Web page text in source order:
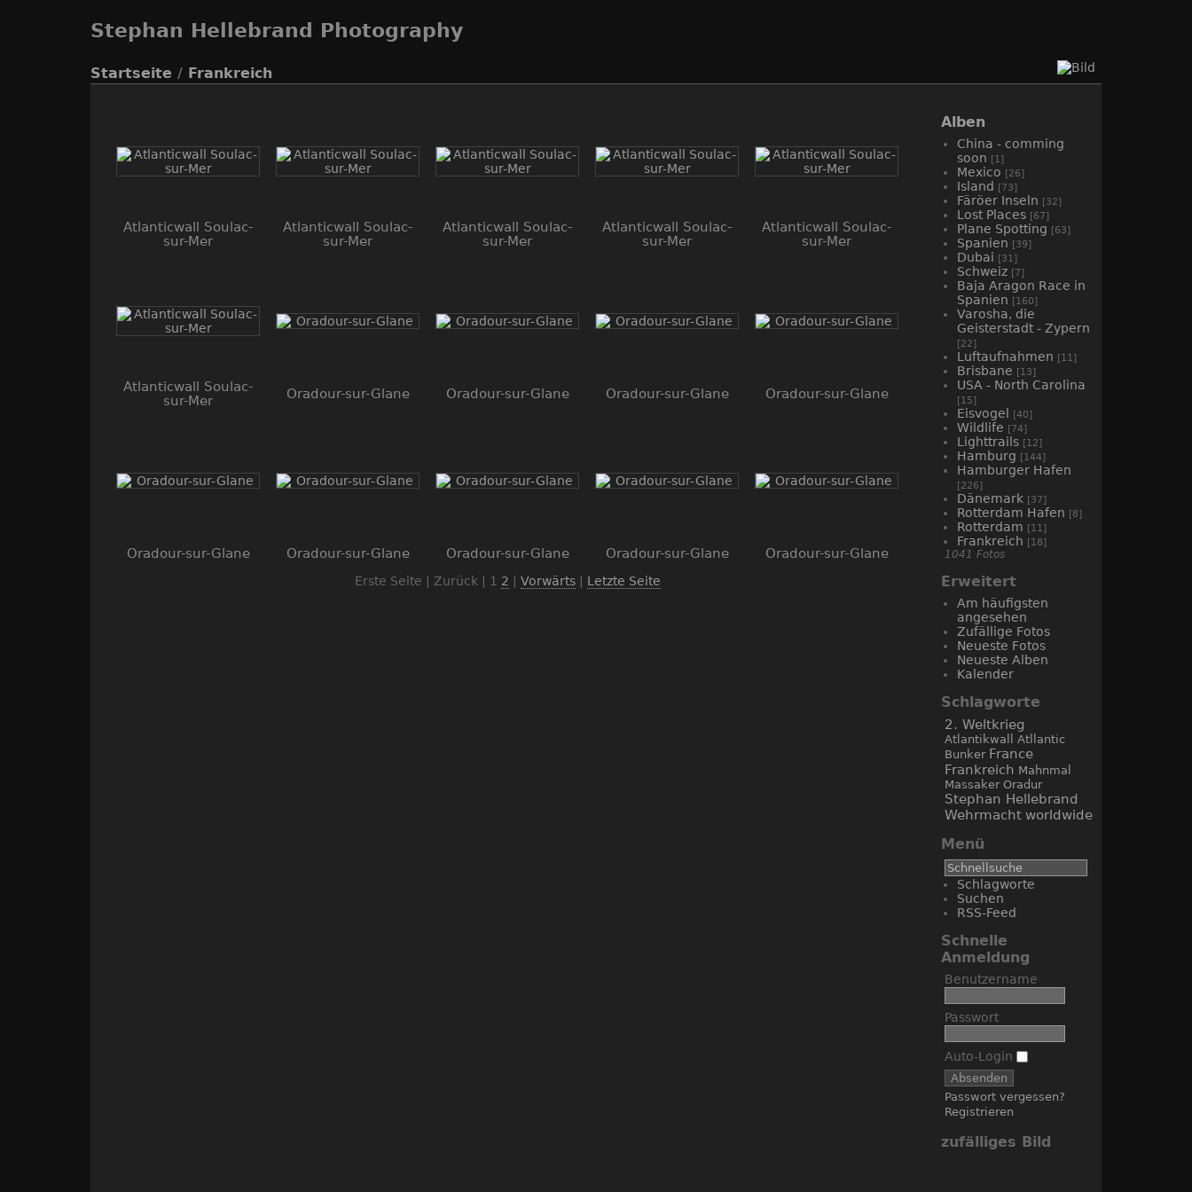
Stephan Hellebrand Photography
Startseite / Frankreich
Atlanticwall Soulac-
sur-Mer
Atlanticwall Soulac-
sur-Mer
Atlanticwall Soulac-
sur-Mer
Atlanticwall Soulac-
sur-Mer
Atlanticwall Soulac-
sur-Mer
Atlanticwall Soulac-
sur-Mer
Oradour-sur-Glane Oradour-sur-Glane Oradour-sur-Glane Oradour-sur-Glane
Oradour-sur-Glane Oradour-sur-Glane Oradour-sur-Glane Oradour-sur-Glane Oradour-sur-Glane
Erste Seite | Zurück | 1 2 Vorwärts| Letzte Seite
Alben
China - comming
soon [1]
Mexico [26]
Island [73]
Färöer Inseln [32]
Lost Places [67]
Plane Spotting [63]
Spanien [39]
Dubai [31]
Schweiz [7]
Baja Aragon Race in
Spanien [160]
Varosha, die
Geisterstadt - Zypern
[22]
Luftaufnahmen [11]
Brisbane [13]
USA - North Carolina
[15]
Eisvogel [40]
Wildlife [74]
Lighttrails [12]
Hamburg [144]
Hamburger Hafen
[226]
Dänemark [37]
Rotterdam Hafen [8]
Rotterdam [11]
Frankreich [18]
1041 Fotos
Erweitert
Am häufigsten
angesehen
Zufällige Fotos
Neueste Fotos
Neueste Alben
Kalender
Schlagworte
2. Weltkrieg
Atlantikwall
Atllantic
Bunker France
Frankreich Mahnmal
Massaker Oradur
Stephan Hellebrand
Wehrmacht worldwide
Menü
Schlagworte
Suchen
RSS-Feed
Schnelle
Anmeldung
Benutzername
Passwort
Auto-Login
Passwort vergessen?
Registrieren
zufälliges Bild